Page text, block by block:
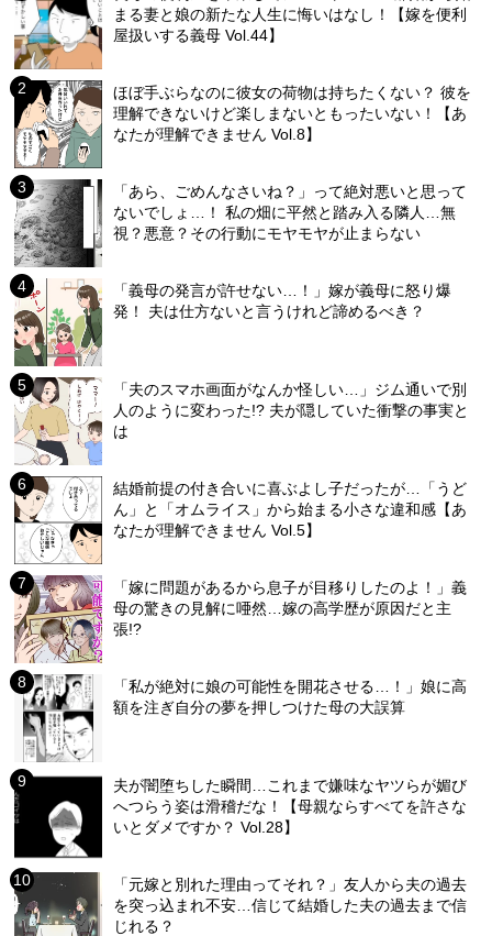
まる妻と娘の新たな人生に悔いはなし！【嫁を便利
屋扱いする義母 Vol.44】
ほぼ手ぶらなのに彼女の荷物は持ちたくない？ 彼を
理解できないけど楽しまないともったいない！【あ
なたが理解できません Vol.8】
「あら、ごめんなさいね？」って絶対悪いと思って
ないでしょ…！ 私の畑に平然と踏み入る隣人…無
視？悪意？その行動にモヤモヤが止まらない
「義母の発言が許せない…！」嫁が義母に怒り爆
発！ 夫は仕方ないと言うけれど諦めるべき？
「夫のスマホ画面がなんか怪しい…」ジム通いで別
人のように変わった!? 夫が隠していた衝撃の事実と
は
結婚前提の付き合いに喜ぶよし子だったが…「うど
ん」と「オムライス」から始まる小さな違和感【あ
なたが理解できません Vol.5】
「嫁に問題があるから息子が目移りしたのよ！」義
母の驚きの見解に唖然…嫁の高学歴が原因だと主
張!?
「私が絶対に娘の可能性を開花させる…！」娘に高
額を注ぎ自分の夢を押しつけた母の大誤算
夫が闇堕ちした瞬間…これまで嫌味なヤツらが媚び
へつらう姿は滑稽だな！【母親ならすべてを許さな
いとダメですか？ Vol.28】
「元嫁と別れた理由ってそれ？」友人から夫の過去
を突っ込まれ不安…信じて結婚した夫の過去まで信
じれる？